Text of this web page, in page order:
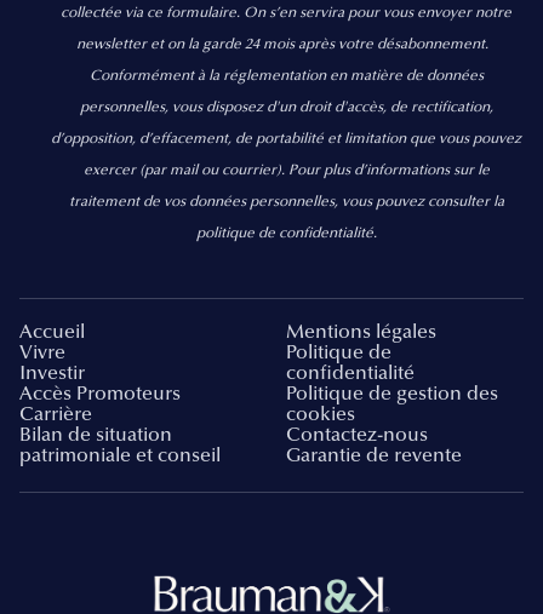
collectée via ce formulaire. On s’en servira pour vous envoyer notre
newsletter et on la garde 24 mois après votre désabonnement.
Conformément à la réglementation en matière de données
personnelles, vous disposez d'un droit d'accès, de rectification,
d’opposition, d’effacement, de portabilité et limitation que vous pouvez
exercer (par mail ou courrier). Pour plus d’informations sur le
traitement de vos données personnelles, vous pouvez consulter la
politique de confidentialité.
Accueil
Vivre
Investir
Accès Promoteurs
Carrière
Bilan de situation
patrimoniale et conseil
Mentions légales
Politique de
confidentialité
Politique de gestion des
cookies
Contactez-nous
Garantie de revente